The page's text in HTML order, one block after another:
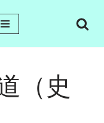
（史